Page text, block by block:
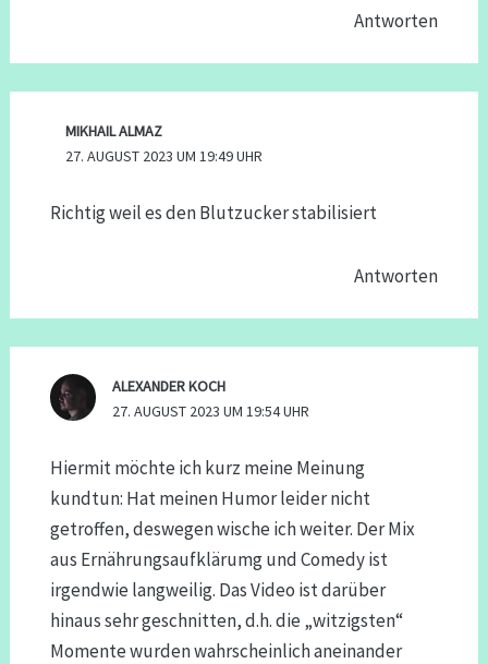
Antworten
MIKHAIL ALMAZ
27. AUGUST 2023 UM 19:49 UHR
Richtig weil es den Blutzucker stabilisiert
Antworten
ALEXANDER KOCH
27. AUGUST 2023 UM 19:54 UHR
Hiermit möchte ich kurz meine Meinung
kundtun: Hat meinen Humor leider nicht
getroffen, deswegen wische ich weiter. Der Mix
aus Ernährungsaufklärumg und Comedy ist
irgendwie langweilig. Das Video ist darüber
hinaus sehr geschnitten, d.h. die „witzigsten“
Momente wurden wahrscheinlich aneinander